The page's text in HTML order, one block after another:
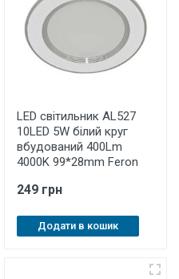
LED світильник AL527
10LED 5W білий круг
вбудований 400Lm
4000K 99*28mm Feron
249 грн
Додати в кошик